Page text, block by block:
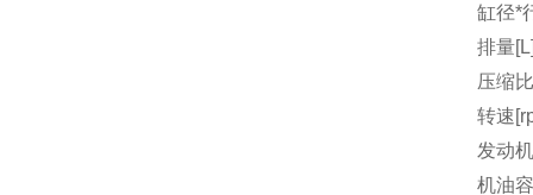
缸径*
排量
压缩比
转速
发动
机油